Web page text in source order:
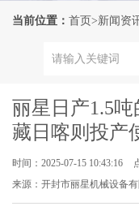
当前位置： 首页>新闻资
丽星日产1.5
藏日喀则投产
时间：2025-07-15 10:43:16
来源：开封市丽星机械设备有